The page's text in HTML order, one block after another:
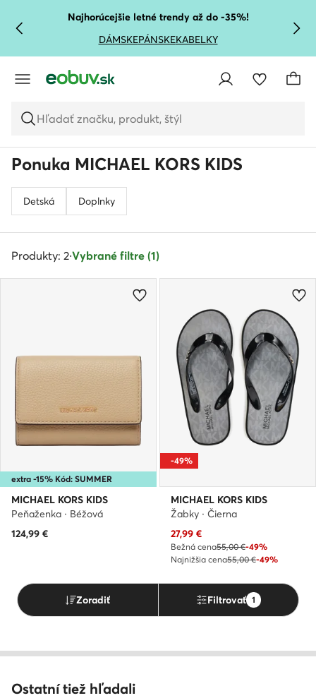
PREJSŤ NA HLAVNÝ OBSAH
PREJSŤ NA VYHĽADÁVANIE
Najhorúcejšie letné trendy až do -35%!
DÁMSKEPÁNSKEKABELKY
Hľadať značku, produkt, štýl
Ponuka MICHAEL KORS KIDS
Detská Doplnky
Produkty: 2·Vybrané filtre (1)
extra -15% Kód: SUMMER
MICHAEL KORS KIDS
Peňaženka · Béžová
124,99 €
-49%
MICHAEL KORS KIDS
Žabky · Čierna
Aktuálna cena
27,99 €
Bežná cena55,00 €-49%
Najnižšia cena55,00 €-49%
Zoradiť Filtrovať 1
Ostatní tiež hľadali